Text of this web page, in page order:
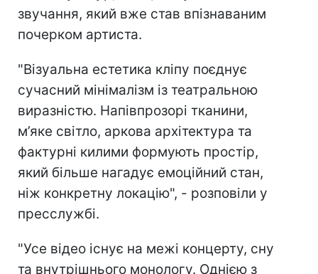
звучання, який вже став впізнаваним
почерком артиста.
"Візуальна естетика кліпу поєднує
сучасний мінімалізм із театральною
виразністю. Напівпрозорі тканини,
м’яке світло, аркова архітектура та
фактурні килими формують простір,
який більше нагадує емоційний стан,
ніж конкретну локацію", - розповіли у
пресслужбі.
"Усе відео існує на межі концерту, сну
та внутрішнього монологу. Однією з